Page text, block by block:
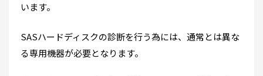
います。
SASハードディスクの診断を行う為には、通常とは異な
る専用機器が必要となります。